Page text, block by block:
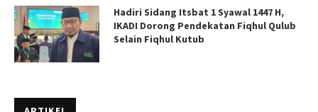
Hadiri Sidang Itsbat 1 Syawal 1447 H,
IKADI Dorong Pendekatan Fiqhul Qulub
Selain Fiqhul Kutub